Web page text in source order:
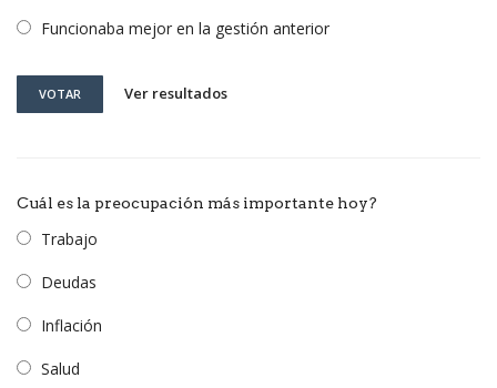
Funcionaba mejor en la gestión anterior
VOTAR Ver resultados
Cuál es la preocupación más importante hoy?
Trabajo
Deudas
Inflación
Salud